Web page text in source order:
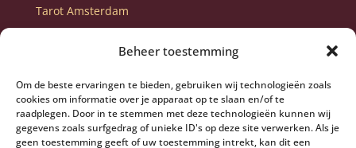
Beheer toestemming
Om de beste ervaringen te bieden, gebruiken wij technologieën zoals
cookies om informatie over je apparaat op te slaan en/of te
raadplegen. Door in te stemmen met deze technologieën kunnen wij
gegevens zoals surfgedrag of unieke ID's op deze site verwerken. Als je
geen toestemming geeft of uw toestemming intrekt, kan dit een
Tarot Amsterdam
Waarzegster Amsterdam